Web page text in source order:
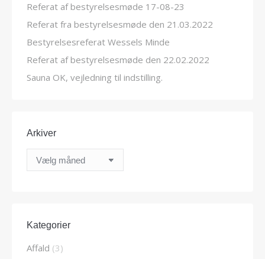
Referat af bestyrelsesmøde 17-08-23
Referat fra bestyrelsesmøde den 21.03.2022
Bestyrelsesreferat Wessels Minde
Referat af bestyrelsesmøde den 22.02.2022
Sauna OK, vejledning til indstilling.
Arkiver
Arkiver
Kategorier
Affald (3)